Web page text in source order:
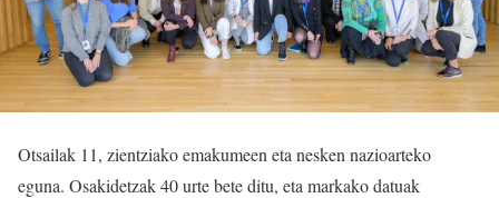
Otsailak 11, zientziako emakumeen eta nesken nazioarteko
eguna. Osakidetzak 40 urte bete ditu, eta markako datuak